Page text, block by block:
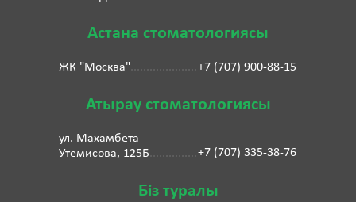
Астана стоматологиясы
ЖК "Москва" +7 (707) 900-88-15
Атырау стоматологиясы
ул. Махамбета
Утемисова, 125Б
+7 (707) 335-38-76
Біз туралы